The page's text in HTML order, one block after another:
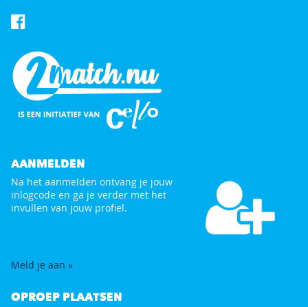
AANMELDEN
Na het aanmelden ontvang je jouw
inlogcode en ga je verder met het
invullen van jouw profiel.
Meld je aan »
OPROEP PLAATSEN